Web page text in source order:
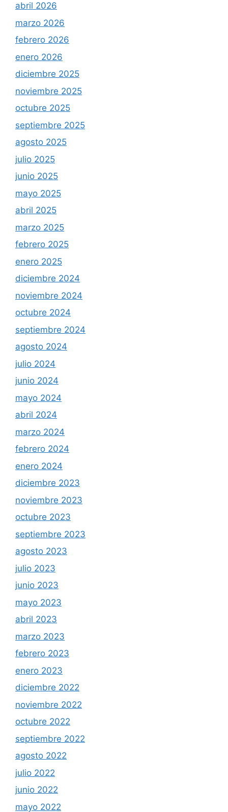
abril 2026
marzo 2026
febrero 2026
enero 2026
diciembre 2025
noviembre 2025
octubre 2025
septiembre 2025
agosto 2025
julio 2025
junio 2025
mayo 2025
abril 2025
marzo 2025
febrero 2025
enero 2025
diciembre 2024
noviembre 2024
octubre 2024
septiembre 2024
agosto 2024
julio 2024
junio 2024
mayo 2024
abril 2024
marzo 2024
febrero 2024
enero 2024
diciembre 2023
noviembre 2023
octubre 2023
septiembre 2023
agosto 2023
julio 2023
junio 2023
mayo 2023
abril 2023
marzo 2023
febrero 2023
enero 2023
diciembre 2022
noviembre 2022
octubre 2022
septiembre 2022
agosto 2022
julio 2022
junio 2022
mayo 2022